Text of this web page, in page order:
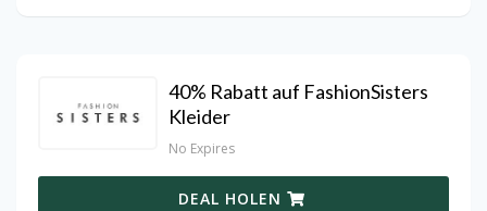
40% Rabatt auf FashionSisters
Kleider
No Expires
DEAL HOLEN